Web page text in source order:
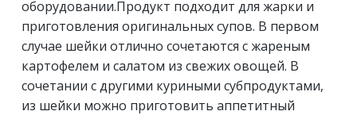
оборудовании.Продукт подходит для жарки и
приготовления оригинальных супов. В первом
случае шейки отлично сочетаются с жареным
картофелем и салатом из свежих овощей. В
сочетании с другими куриными субпродуктами,
из шейки можно приготовить аппетитный